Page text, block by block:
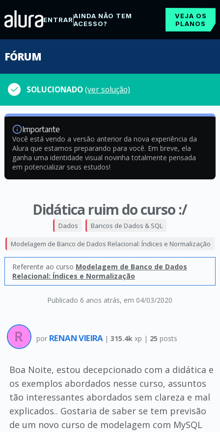
ENTRARAINDA NÃO TEM
ACESSO?
VEJA OS
PLANOS
FÓRUM
SOLUCIONADO(ver solução)
Importante
Você está vendo a versão anterior da nova experiência da
Alura que estamos preparando para você. Em breve, ela
ganha uma identidade visual novinha totalmente pensada
em potencializar seus estudos!
Didática ruim do curso :/
Publicado 6 anos atrás, em 04/03/2020
Dados Bancos de Dados & SQL
Modelagem de Banco de Dados Relacional: Índices e Normalização
Referente ao curso Modelagem de Banco de Dados
Relacional: Índices e Normalização
por RENAN VIEIRA |315.4k xp | 25 posts
Boa Noite, estou decepcionado com a didática e
os exemplos abordados nesse curso, assuntos
tão interessantes abordados sem clareza e mal
explicados.. Gostaria de saber se tem previsão
de um novo curso de modelagem com MySQL